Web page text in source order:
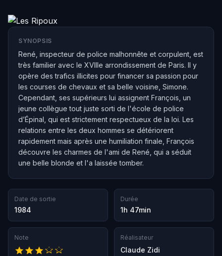
SYNOPSIS
René, inspecteur de police malhonnête et corpulent, est
très familier avec le XVIIIe arrondissement de Paris. Il y
opère des trafics illicites pour financer sa passion pour
les courses de chevaux et sa belle voisine, Simone.
Cependant, ses supérieurs lui assignent François, un
jeune collègue tout juste sorti de l'école de police
d’Épinal, qui est strictement respectueux de la loi. Les
relations entre les deux hommes se détériorent
rapidement mais après une humiliation finale, François
découvre les charmes de l'ami de René, qui a séduit
une belle blonde et l'a laissée tomber.
Date de sortie
1984
Durée
1h 47min
Note Réalisateur
Claude Zidi